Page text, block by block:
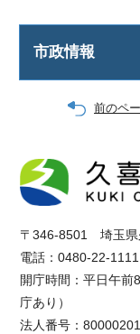
市政情報
前のペ
〒346-8501 埼玉県
電話：0480-22-1111
開庁時間：平日午前
庁あり）
法人番号：